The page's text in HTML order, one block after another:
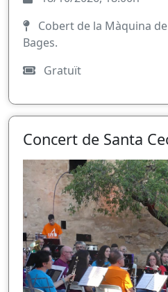
Cobert de la Màquina
Bages.
Gratuït
Concert de Santa